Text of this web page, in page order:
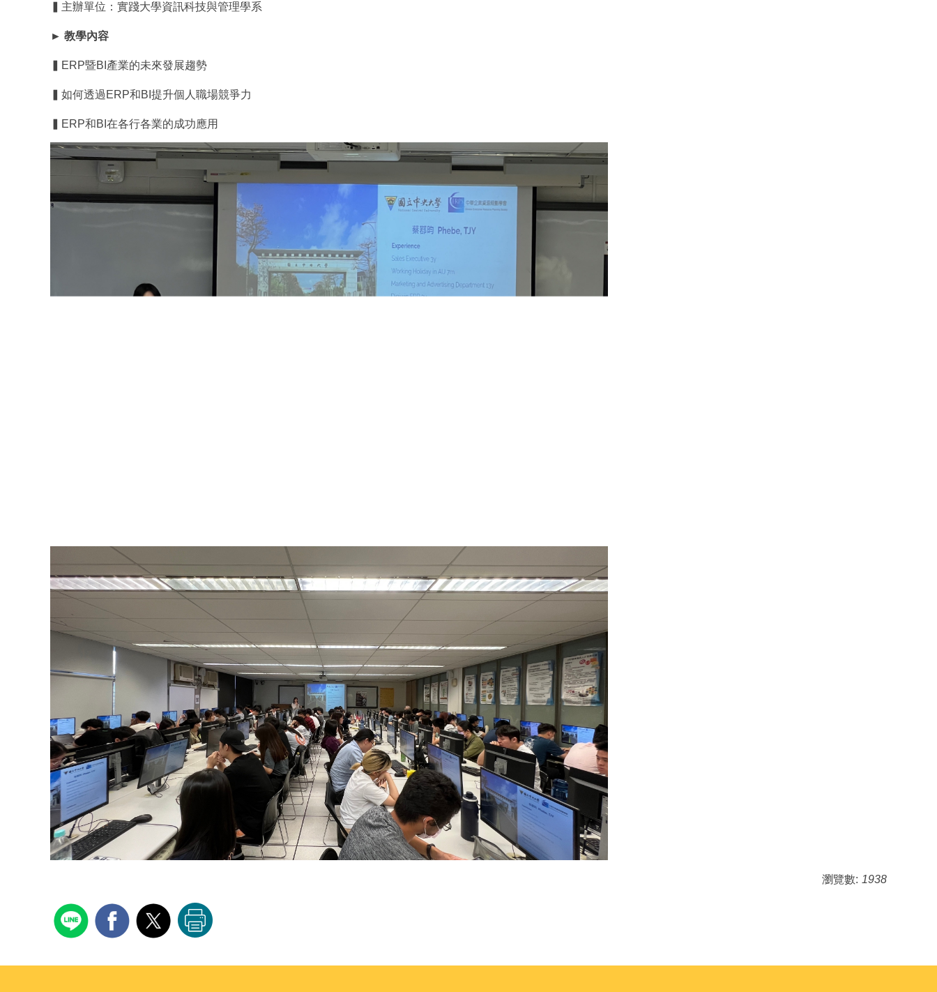
▍主辦單位：實踐大學資訊科技與管理學系
► 教學內容
▍ERP暨BI產業的未來發展趨勢
▍如何透過ERP和BI提升個人職場競爭力
▍ERP和BI在各行各業的成功應用
瀏覽數: 1938